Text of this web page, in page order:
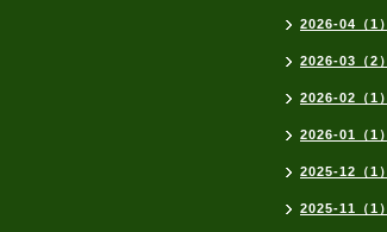
2026-04（1）
2026-03（2）
2026-02（1）
2026-01（1）
2025-12（1）
2025-11（1）